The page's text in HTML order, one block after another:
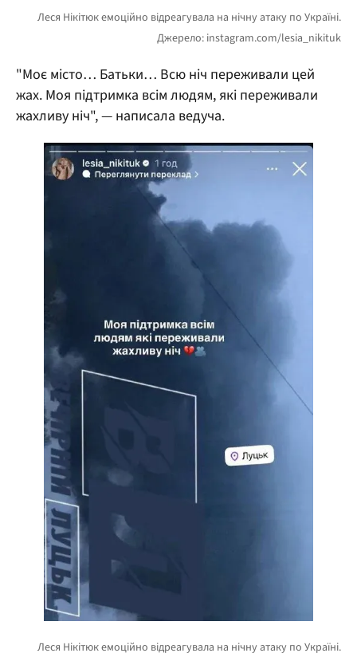
"Моє місто… Батьки… Всю ніч переживали цей
жах. Моя підтримка всім людям, які переживали
жахливу ніч", — написала ведуча.